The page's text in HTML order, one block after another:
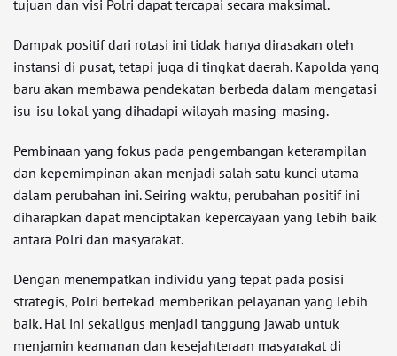
tujuan dan visi Polri dapat tercapai secara maksimal.
Dampak positif dari rotasi ini tidak hanya dirasakan oleh
instansi di pusat, tetapi juga di tingkat daerah. Kapolda yang
baru akan membawa pendekatan berbeda dalam mengatasi
isu-isu lokal yang dihadapi wilayah masing-masing.
Pembinaan yang fokus pada pengembangan keterampilan
dan kepemimpinan akan menjadi salah satu kunci utama
dalam perubahan ini. Seiring waktu, perubahan positif ini
diharapkan dapat menciptakan kepercayaan yang lebih baik
antara Polri dan masyarakat.
Dengan menempatkan individu yang tepat pada posisi
strategis, Polri bertekad memberikan pelayanan yang lebih
baik. Hal ini sekaligus menjadi tanggung jawab untuk
menjamin keamanan dan kesejahteraan masyarakat di